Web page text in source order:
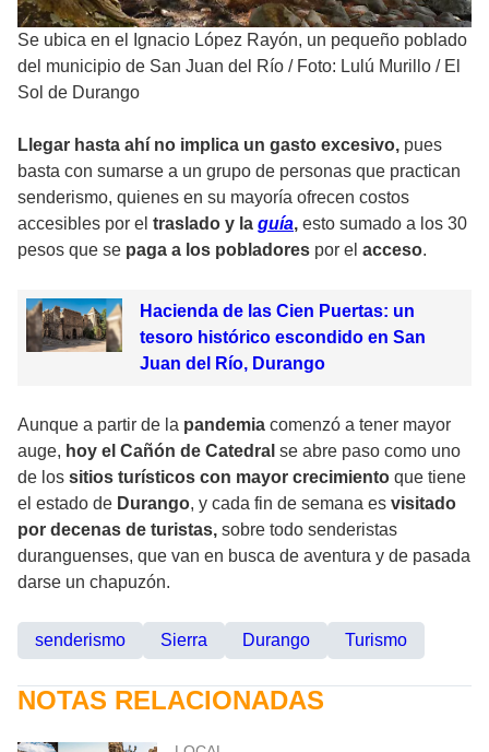
Se ubica en el Ignacio López Rayón, un pequeño poblado
del municipio de San Juan del Río / Foto: Lulú Murillo / El
Sol de Durango
Llegar hasta ahí no implica un gasto excesivo, pues
basta con sumarse a un grupo de personas que practican
senderismo, quienes en su mayoría ofrecen costos
accesibles por el traslado y la guía, esto sumado a los 30
pesos que se paga a los pobladores por el acceso.
Hacienda de las Cien Puertas: un
tesoro histórico escondido en San
Juan del Río, Durango
Aunque a partir de la pandemia comenzó a tener mayor
auge, hoy el Cañón de Catedral se abre paso como uno
de los sitios turísticos con mayor crecimiento que tiene
el estado de Durango, y cada fin de semana es visitado
por decenas de turistas, sobre todo senderistas
duranguenses, que van en busca de aventura y de pasada
darse un chapuzón.
senderismo Sierra Durango Turismo
NOTAS RELACIONADAS